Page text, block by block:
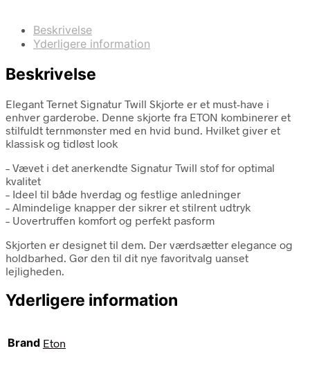
Beskrivelse
Yderligere information
Beskrivelse
Elegant Ternet Signatur Twill Skjorte er et must-have i
enhver garderobe. Denne skjorte fra ETON kombinerer et
stilfuldt ternmønster med en hvid bund. Hvilket giver et
klassisk og tidløst look
– Vævet i det anerkendte Signatur Twill stof for optimal
kvalitet
– Ideel til både hverdag og festlige anledninger
– Almindelige knapper der sikrer et stilrent udtryk
– Uovertruffen komfort og perfekt pasform
Skjorten er designet til dem. Der værdsætter elegance og
holdbarhed. Gør den til dit nye favoritvalg uanset
lejligheden.
Yderligere information
Brand Eton